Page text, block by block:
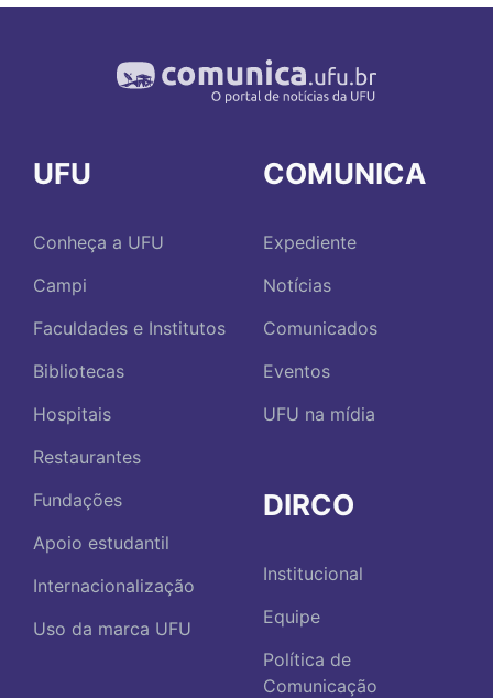
UFU
Conheça a UFU
Campi
Faculdades e Institutos
Bibliotecas
Hospitais
Restaurantes
Fundações
Apoio estudantil
Internacionalização
Uso da marca UFU
COMUNICA
Expediente
Notícias
Comunicados
Eventos
UFU na mídia
DIRCO
Institucional
Equipe
Política de
Comunicação